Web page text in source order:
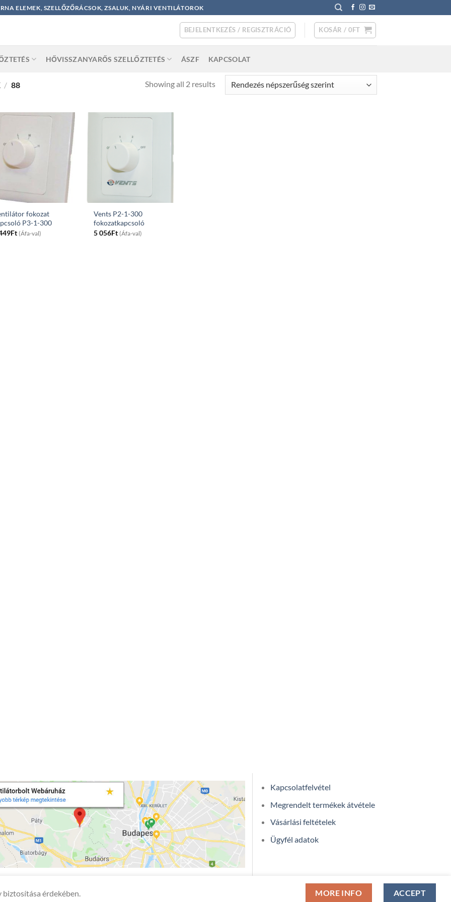
ELEMEK, SZELLŐZŐRÁCSOK, ZSALUK, NYÁRI VENTILÁTOROK
BEJELENTKEZÉS / REGISZTRÁCIÓ KOSÁR / 0FT
HŐVISSZANYARŐS SZELLŐZTETÉS ÁSZF KAPCSOLAT
/ 88 Showing all 2 resultsSorted
fokozat
P3-1-300
Ft (Áfa-val)
Vents P2-1-300
fokozatkapcsoló
5 056Ft (Áfa-val)
Kapcsolatfelvétel
Megrendelt termékek átvétele
Vásárlási feltételek
Ügyfél adatok
biztosítása érdekében. MORE INFO ACCEPT